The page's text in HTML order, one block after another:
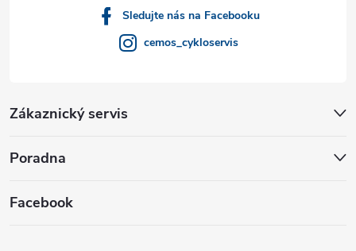
Sledujte nás na Facebooku
cemos_cykloservis
Zákaznický servis
Poradna
Facebook